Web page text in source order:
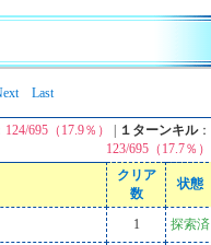
Last
124/695（17.9％） １ターンキル：
123/695（17.7％）
クリア
数
状態
1 探索済